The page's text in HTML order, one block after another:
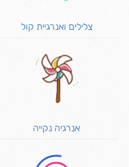
צלילים ואנרגיית קול
אנרגיה נקייה